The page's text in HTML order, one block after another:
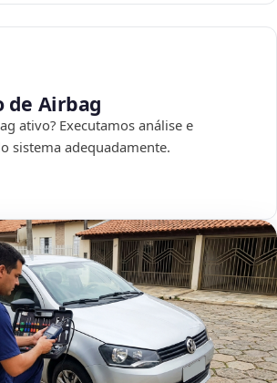
de Airbag
ativo? Executamos análise e
sistema adequadamente.